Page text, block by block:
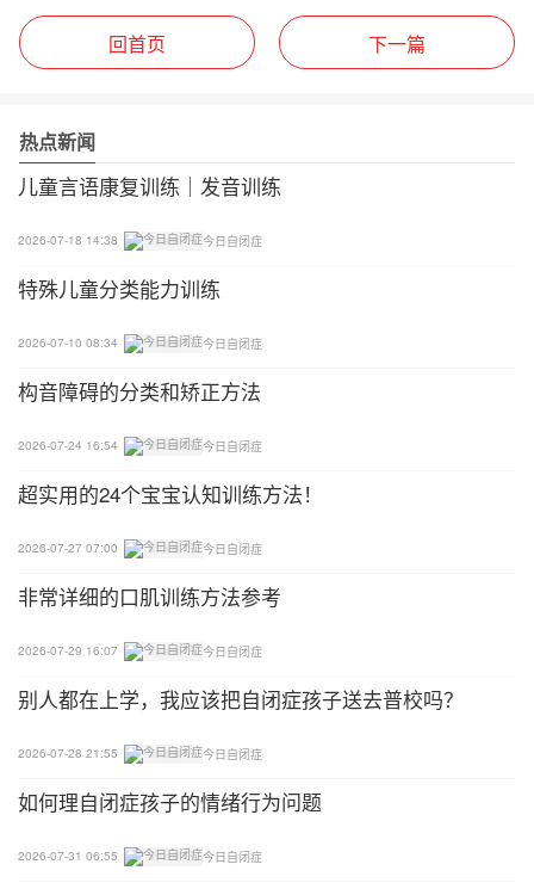
到高难度的体操体能动作都需要本体感的功能。
本体觉的简单训练
1
本体觉训练要点
（1）最佳的训练阶段：是在7岁之前；7岁之后的训
练要加大频率、加大力度、加大训练的时长。
（2）最好的训练方法：是进行专业的本体觉训练，
每天需要运动一样，神经系统每天也需要“运动”。
玩儿摸身体部位的游戏，摸耳朵、鼻子、眼睛、脚
趾、左右腿等，父母和孩子轮流发出指令，一起完成
（2）大象爬游戏：双腿直立、身体向下趴，双臂直
立撑住地，像大象一样爬行，家长可以在白纸上画上
手印、脚印，让孩子按照手脚印进行大象爬行。
回首页 下一篇
热点新闻
儿童言语康复训练｜发音训练
2026-07-18 14:38 今日自闭症
特殊儿童分类能力训练
2026-07-10 08:34 今日自闭症
构音障碍的分类和矫正方法
2026-07-24 16:54 今日自闭症
超实用的24个宝宝认知训练方法！
2026-07-27 07:00 今日自闭症
非常详细的口肌训练方法参考
2026-07-29 16:07 今日自闭症
别人都在上学，我应该把自闭症孩子送去普校吗？
2026-07-28 21:55 今日自闭症
如何理自闭症孩子的情绪行为问题
2026-07-31 06:55 今日自闭症